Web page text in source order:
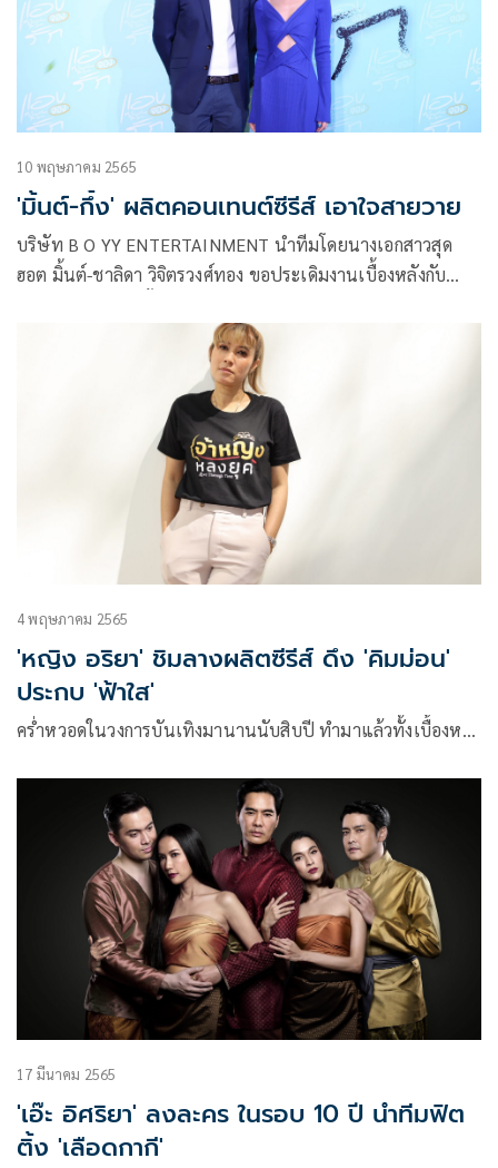
10 พฤษภาคม 2565
'มิ้นต์-กึ้ง' ผลิตคอนเทนต์ซีรีส์ เอาใจสายวาย
บริษัท B O YY ENTERTAINMENT นำทีมโดยนางเอกสาวสุด
ฮอต มิ้นต์-ชาลิดา วิจิตรวงศ์ทอง ขอประเดิมงานเบื้องหลังกับ
ที่มานั่งแท่นบริหารควบคุมฝ่ายผลิตซีรีส์ พร้อมดึง บริษัท 411
ENTERTAINMENT ร่วมทุน นำโดย กึ้ง-เฉลิมชัย มหากิจศิริ เปิด
งานแถลงข่าวอย่างยิ่งใหญ่
4 พฤษภาคม 2565
'หญิง อริยา' ชิมลางผลิตซีรีส์ ดึง 'คิมม่อน'
ประกบ 'ฟ้าใส'
คร่ำหวอดในวงการบันเทิงมานานนับสิบปี ทำมาแล้วทั้งเบื้องห…
17 มีนาคม 2565
'เอ๊ะ อิศริยา' ลงละคร ในรอบ 10 ปี นำทีมฟิต
ติ้ง 'เลือดกากี'